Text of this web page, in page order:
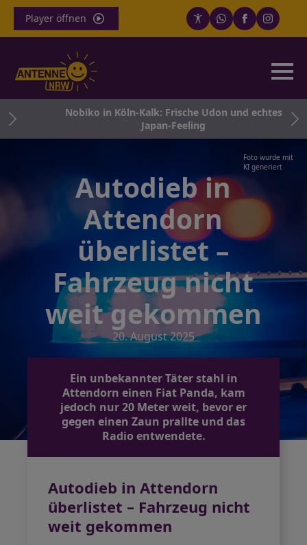
Player öffnen
Nobiko in Köln-Kalk: Frische Udon und echtes
Japan-Feeling
Foto wurde mit
KI generiert
Autodieb in
Attendorn
überlistet –
Fahrzeug nicht
weit gekommen
20. August 2025
Ein unbekannter Täter stahl in
Attendorn einen Fiat Panda, kam
jedoch nur 20 Meter weit, bevor er
gegen einen Zaun prallte und das
Radio entwendete.
Autodieb in Attendorn
überlistet – Fahrzeug nicht
weit gekommen